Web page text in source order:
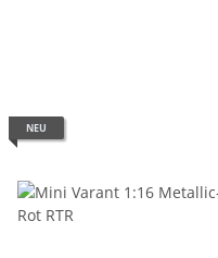
NEU